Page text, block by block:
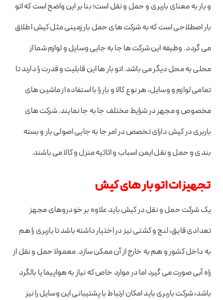
و بار به معنای باربری و حمل و نقل است؛ بنا بر این واضح است که اتو
بار اصطلاحی است که به شرکت های حمل بار زمینی مثل کیش اطلاق
می گردد. وظیفه این شرکت ها جا به جایی وسایل و لوازم شما از
محلی به محل دیگر می باشد. اتو بار ها این قابلیت و قدرت را دارند تا
تمامی لوازم و وسایل، هر نوع کالا و بار را با استفاده از ماشین های
مخصوص و مجهز در شرایط مختلف جا به جا نمایند. شرکت های
باربری در کیش دارای تخصص در امر جا به جایی اصولی بار و بسته
بندی و حمل و نقل ایمن اسباب و اثاثیه منزل و کالا می باشند.
تجهیزات اتو بار های کیش
یک شرکت حمل و نقل در کیش باید علاوه بر خودروهای مجهز
تعدادی قایق، لنج و کشتی نیز در اختیار داشته باشد تا باربری را هم
به داخل کشور و هم به خارج از آن ممکن سازد. معمولا حمل و نقل از
راه آبی صورت می گیرد اما در موارد خاص که نیاز به هواپیما یا بالگرد
باشد، شرکت باربری باید امکان ارتباط با پشتیبانی این وسایل را نیز